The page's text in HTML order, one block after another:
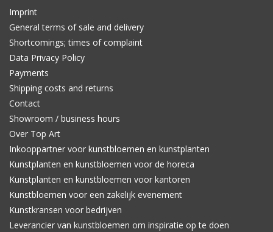
Imprint
General terms of sale and delivery
Shortcomings; times of complaint
Data Privacy Policy
Payments
Shipping costs and returns
Contact
Showroom / business hours
Over Top Art
Inkooppartner voor kunstbloemen en kunstplanten
Kunstplanten en kunstbloemen voor de horeca
Kunstplanten en kunstbloemen voor kantoren
Kunstbloemen voor een zakelijk evenement
Kunstkransen voor bedrijven
Leverancier van kunstbloemen om inspiratie op te doen